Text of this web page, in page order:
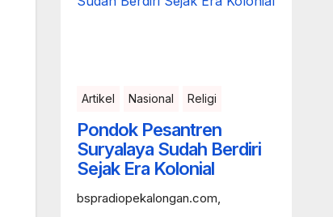
Artikel Nasional Religi
Pondok Pesantren
Suryalaya Sudah Berdiri
Sejak Era Kolonial
bspradiopekalongan.com,